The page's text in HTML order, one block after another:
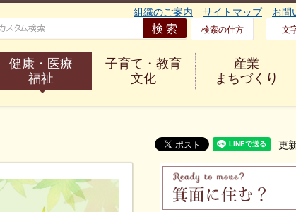
組織のご案内 サイトマップ お問
検索の仕方 文
健康・医療
福祉
子育て・教育
文化
産業
まちづくり
更